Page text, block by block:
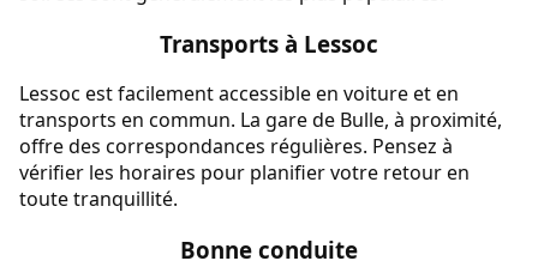
Transports à Lessoc
Lessoc est facilement accessible en voiture et en
transports en commun. La gare de Bulle, à proximité,
offre des correspondances régulières. Pensez à
vérifier les horaires pour planifier votre retour en
toute tranquillité.
Bonne conduite